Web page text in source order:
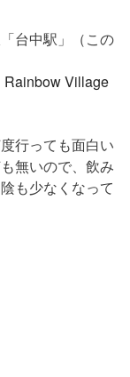
台中駅」（この
Rainbow Village
行っても面白い
無いので、飲み
も少なくなって